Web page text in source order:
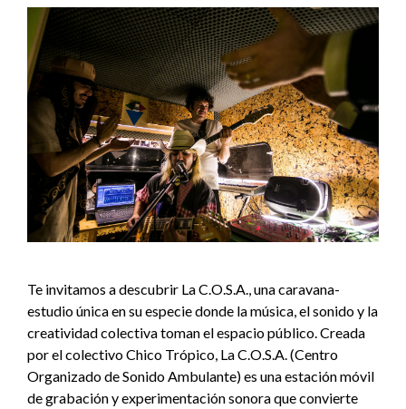
Te invitamos a descubrir La C.O.S.A., una caravana-
estudio única en su especie donde la música, el sonido y la
creatividad colectiva toman el espacio público. Creada
por el colectivo Chico Trópico, La C.O.S.A. (Centro
Organizado de Sonido Ambulante) es una estación móvil
de grabación y experimentación sonora que convierte